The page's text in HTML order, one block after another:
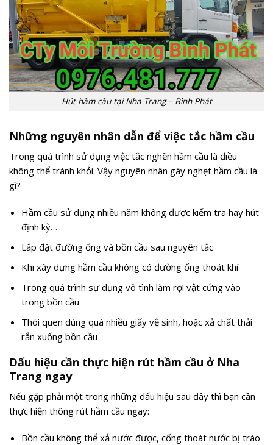
Hút hầm cầu tại Nha Trang – Bình Phát
Những nguyên nhân dẫn để việc tắc hầm cầu
Trong quá trình sử dụng việc tắc nghẽn hầm cầu là điều
không thể tránh khỏi. Vậy nguyên nhân gây nghẹt hầm cầu là
gì?
Hầm cầu sử dụng nhiều năm không được kiểm tra hay hút
định kỳ…
Lắp đặt đường ống và bồn cầu sau nguyên tắc
Khi xây dựng hầm cầu không có đường ống thoát khí
Trong quá trình sự dụng vô tình làm rợi vật cứng vào
trong bồn cầu
Thói quen dùng quá nhiều giấy vệ sinh, hoặc xả chất thải
rắn xuống bồn cầu
Dấu hiệu cần thực hiện rút hầm cầu ở Nha
Trang ngay
Nếu gặp phải một trong những dấu hiệu sau đây thì bạn cần
thực hiện thông rút hầm cầu ngay:
Bồn cầu không thể xả nước được, cống thoát nước bị trào